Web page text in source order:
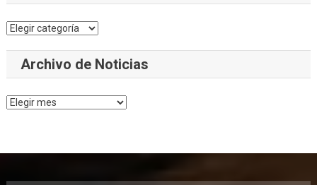
Categorías
Archivo de Noticias
Archivo